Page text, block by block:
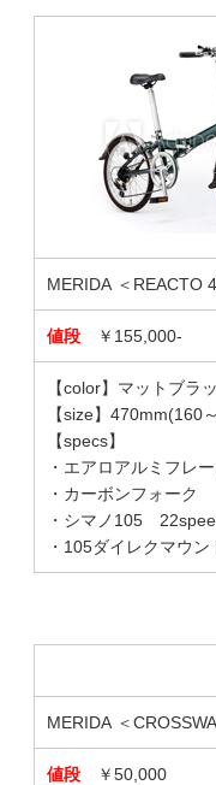
MERIDA ＜REACTO
値段 ￥155,000-
【color】マットブラ
【size】470mm(160
【specs】
・エアロアルミフレ
・カーボンフォーク
・シマノ105
・105ダイレクマウ
MERIDA ＜
値段 ￥50,000